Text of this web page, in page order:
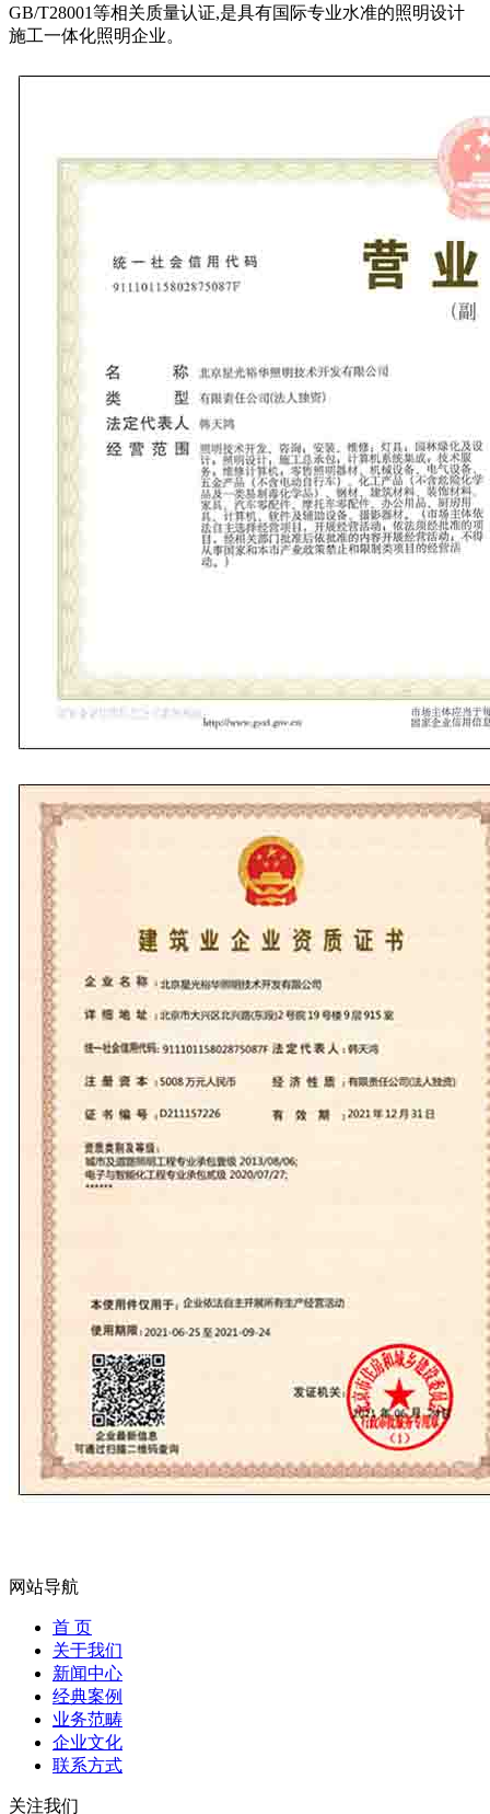
GB/T28001等相关质量认证,是具有国际专业水准的照明设计
施工一体化照明企业。
网站导航
首 页
关于我们
新闻中心
经典案例
业务范畴
企业文化
联系方式
关注我们